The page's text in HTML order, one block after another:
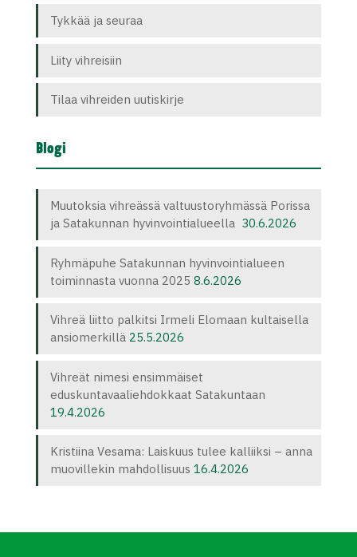
Tykkää ja seuraa
Liity vihreisiin
Tilaa vihreiden uutiskirje
Blogi
Muutoksia vihreässä valtuustoryhmässä Porissa
ja Satakunnan hyvinvointialueella 30.6.2026
Ryhmäpuhe Satakunnan hyvinvointialueen
toiminnasta vuonna 2025 8.6.2026
Vihreä liitto palkitsi Irmeli Elomaan kultaisella
ansiomerkillä 25.5.2026
Vihreät nimesi ensimmäiset
eduskuntavaaliehdokkaat Satakuntaan
19.4.2026
Kristiina Vesama: Laiskuus tulee kalliiksi – anna
muovillekin mahdollisuus 16.4.2026